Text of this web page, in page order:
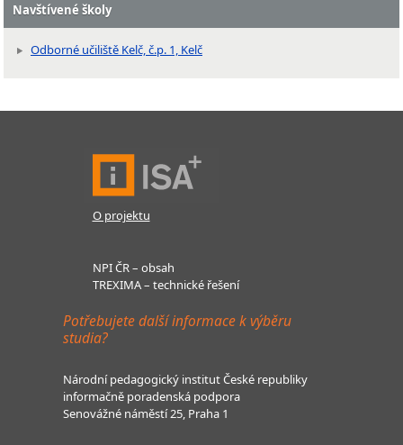
Navštívené školy
Odborné učiliště Kelč, č.p. 1, Kelč
O projektu
NPI ČR – obsah
TREXIMA – technické řešení
Potřebujete další informace k výběru
studia?
Národní pedagogický institut České republiky
informačně poradenská podpora
Senovážné náměstí 25, Praha 1